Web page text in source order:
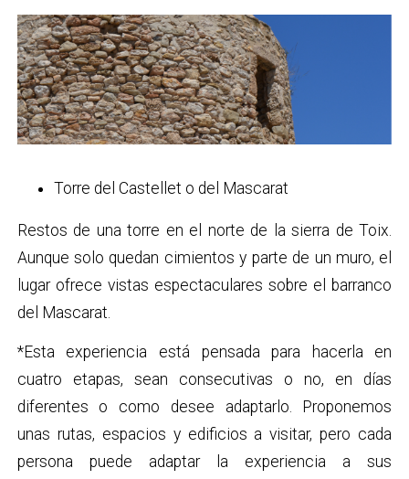
Torre del Castellet o del Mascarat
Restos de una torre en el norte de la sierra de Toix.
Aunque solo quedan cimientos y parte de un muro, el
lugar ofrece vistas espectaculares sobre el barranco
del Mascarat.
*Esta experiencia está pensada para hacerla en
cuatro etapas, sean consecutivas o no, en días
diferentes o como desee adaptarlo. Proponemos
unas rutas, espacios y edificios a visitar, pero cada
persona puede adaptar la experiencia a sus